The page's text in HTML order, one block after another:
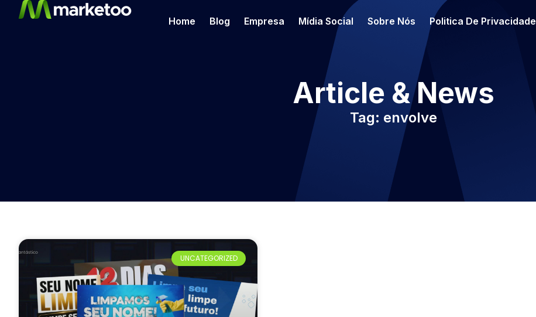
Home Blog Empresa Mídia Social Sobre Nós Politica De Privacidade
Article & News
Tag: envolve
UNCATEGORIZED